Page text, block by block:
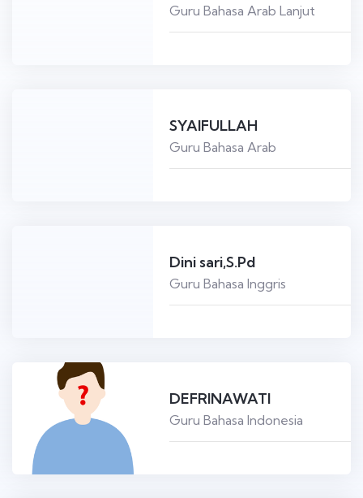
Guru Bahasa Arab Lanjut
SYAIFULLAH
Guru Bahasa Arab
Dini sari,S.Pd
Guru Bahasa Inggris
DEFRINAWATI
Guru Bahasa Indonesia